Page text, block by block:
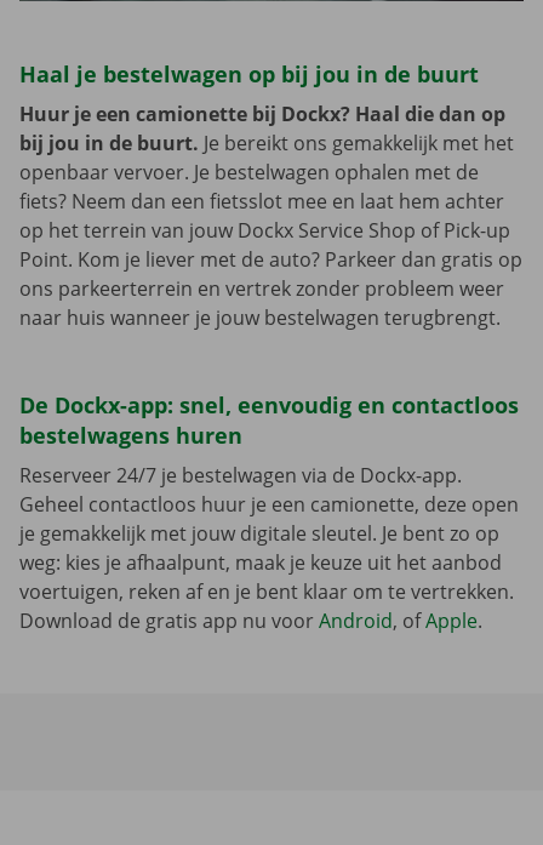
Haal je bestelwagen op bij jou in de buurt
Huur je een camionette bij Dockx? Haal die dan op
bij jou in de buurt. Je bereikt ons gemakkelijk met het
openbaar vervoer. Je bestelwagen ophalen met de
fiets? Neem dan een fietsslot mee en laat hem achter
op het terrein van jouw Dockx Service Shop of Pick-up
Point. Kom je liever met de auto? Parkeer dan gratis op
ons parkeerterrein en vertrek zonder probleem weer
naar huis wanneer je jouw bestelwagen terugbrengt.
De Dockx-app: snel, eenvoudig en contactloos
bestelwagens huren
Reserveer 24/7 je bestelwagen via de Dockx-app.
Geheel contactloos huur je een camionette, deze open
je gemakkelijk met jouw digitale sleutel. Je bent zo op
weg: kies je afhaalpunt, maak je keuze uit het aanbod
voertuigen, reken af en je bent klaar om te vertrekken.
Download de gratis app nu voorAndroid, ofApple.